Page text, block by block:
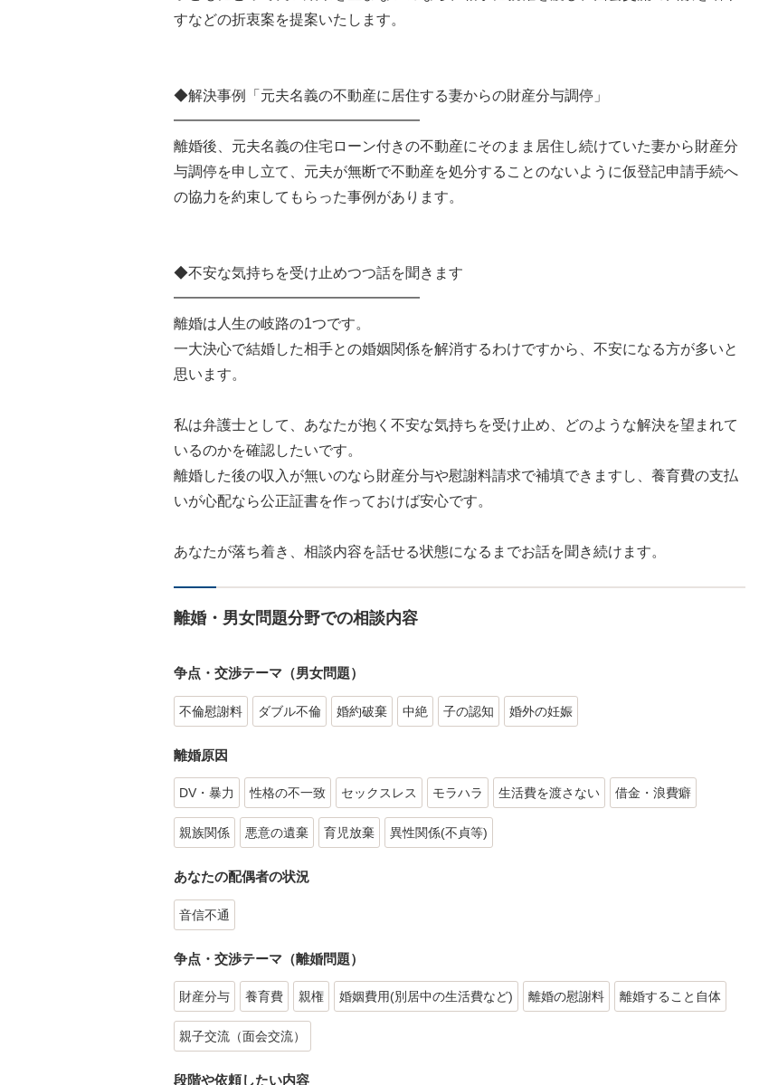
すなどの折衷案を提案いたします。
◆解決事例「元夫名義の不動産に居住する妻からの財産分与調停」
━━━━━━━━━━━━━━━━━
離婚後、元夫名義の住宅ローン付きの不動産にそのまま居住し続けていた妻から財産分
与調停を申し立て、元夫が無断で不動産を処分することのないように仮登記申請手続へ
の協力を約束してもらった事例があります。
◆不安な気持ちを受け止めつつ話を聞きます
━━━━━━━━━━━━━━━━━
離婚は人生の岐路の1つです。
一大決心で結婚した相手との婚姻関係を解消するわけですから、不安になる方が多いと
思います。
私は弁護士として、あなたが抱く不安な気持ちを受け止め、どのような解決を望まれて
いるのかを確認したいです。
離婚した後の収入が無いのなら財産分与や慰謝料請求で補填できますし、養育費の支払
いが心配なら公正証書を作っておけば安心です。
あなたが落ち着き、相談内容を話せる状態になるまでお話を聞き続けます。
離婚・男女問題分野での相談内容
争点・交渉テーマ（男女問題）
不倫慰謝料 ダブル不倫 婚約破棄 中絶 子の認知 婚外の妊娠
離婚原因
DV・暴力 性格の不一致 セックスレス モラハラ 生活費を渡さない 借金・浪費癖
親族関係 悪意の遺棄 育児放棄 異性関係(不貞等)
あなたの配偶者の状況
音信不通
争点・交渉テーマ（離婚問題）
財産分与 養育費 親権 婚姻費用(別居中の生活費など) 離婚の慰謝料 離婚すること自体
親子交流（面会交流）
段階や依頼したい内容